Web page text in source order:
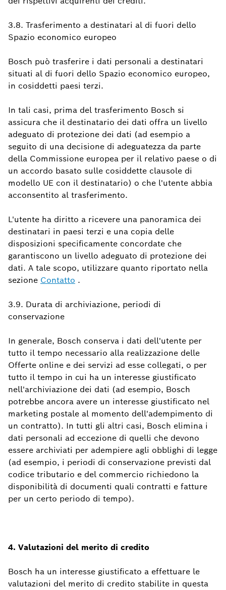
3.8. Trasferimento a destinatari al di fuori dello
Spazio economico europeo
Bosch può trasferire i dati personali a destinatari
situati al di fuori dello Spazio economico europeo,
in cosiddetti paesi terzi.
In tali casi, prima del trasferimento Bosch si
assicura che il destinatario dei dati offra un livello
adeguato di protezione dei dati (ad esempio a
seguito di una decisione di adeguatezza da parte
della Commissione europea per il relativo paese o di
un accordo basato sulle cosiddette clausole di
modello UE con il destinatario) o che l'utente abbia
acconsentito al trasferimento.
L'utente ha diritto a ricevere una panoramica dei
destinatari in paesi terzi e una copia delle
disposizioni specificamente concordate che
garantiscono un livello adeguato di protezione dei
dati. A tale scopo, utilizzare quanto riportato nella
sezione Contatto .
3.9. Durata di archiviazione, periodi di
conservazione
In generale, Bosch conserva i dati dell'utente per
tutto il tempo necessario alla realizzazione delle
Offerte online e dei servizi ad esse collegati, o per
tutto il tempo in cui ha un interesse giustificato
nell'archiviazione dei dati (ad esempio, Bosch
potrebbe ancora avere un interesse giustificato nel
marketing postale al momento dell'adempimento di
un contratto). In tutti gli altri casi, Bosch elimina i
dati personali ad eccezione di quelli che devono
essere archiviati per adempiere agli obblighi di legge
(ad esempio, i periodi di conservazione previsti dal
codice tributario e del commercio richiedono la
disponibilità di documenti quali contratti e fatture
per un certo periodo di tempo).
4. Valutazioni del merito di credito
Bosch ha un interesse giustificato a effettuare le
valutazioni del merito di credito stabilite in questa